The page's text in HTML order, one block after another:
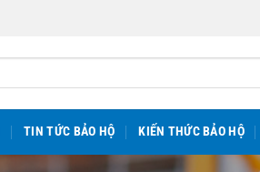
TIN TỨC BẢO HỘ KIẾN THỨC BẢO HỘ